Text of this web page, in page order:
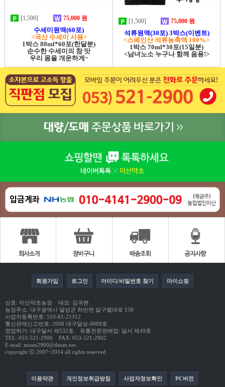
[1,500] 75,000 원
수세미원액(60포)
<국산 수세미 사용>
1박스 80ml*60포(한달분)
순수한 수세미의 참 맛
우리 몸을 개운하게~
[1,500] 75,000 원
석류원액(30포) 3박스(이벤트)
<스페인산 석류농축액 100%>
1박스 70ml*30포(15일분)
<남녀노소 누구나 함께 음용!>
회원가입 로그인 아이디/비밀번호 찾기 마이쇼핑
상호: 미산약초농장 대표: 김귀분
농장주소: 대구광역시 달성군 하빈면 달구벌대로 158
사업자등록번호: 510-81-21312
통신판매신고번호: 2008 대구달성-0088호
영업허가: 대구달서 제532호 유통전문판매업: 달서 제49호
TEL: 053-521-2900 FAX: 053-521-2902
E-mail: misan2900@daum.net
copyright ⓒ 2007~2014 all rights reserved
이용약관 개인정보취급방침 사업자정보확인 PC버전